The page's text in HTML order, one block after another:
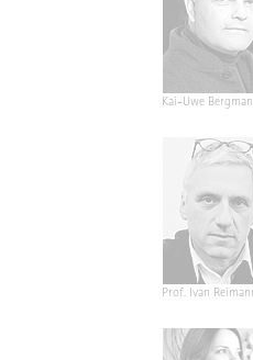
Kai-Uwe
Prof. Ivan